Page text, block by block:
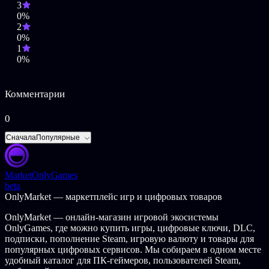
3
0%
2
0%
1
0%
Комментарии
0
СначалаПопулярные
MarketOnlyGames
beta
OnlyMarket — маркетплейс игр и цифровых товаров
OnlyMarket — онлайн-магазин игровой экосистемы
OnlyGames, где можно купить игры, цифровые ключи, DLC,
подписки, пополнение Steam, игровую валюту и товары для
популярных цифровых сервисов. Мы собираем в одном месте
удобный каталог для ПК-геймеров, пользователей Steam,